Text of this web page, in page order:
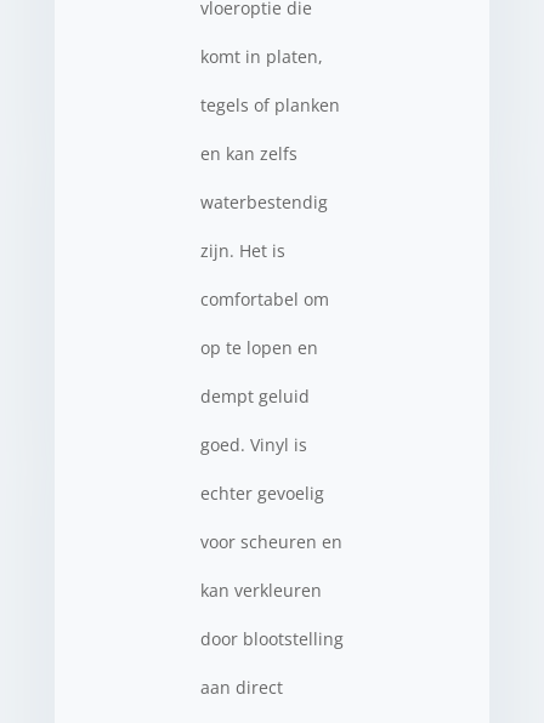
vloeroptie die
komt in platen,
tegels of planken
en kan zelfs
waterbestendig
zijn. Het is
comfortabel om
op te lopen en
dempt geluid
goed. Vinyl is
echter gevoelig
voor scheuren en
kan verkleuren
door blootstelling
aan direct